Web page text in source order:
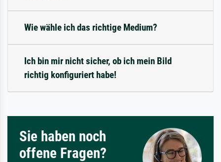
Wie wähle ich das richtige Medium?
Ich bin mir nicht sicher, ob ich mein Bild
richtig konfiguriert habe!
Sie haben noch
offene Fragen?